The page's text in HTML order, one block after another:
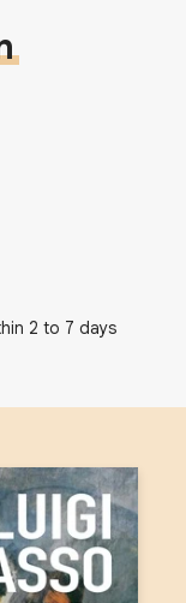
2 to 7 days